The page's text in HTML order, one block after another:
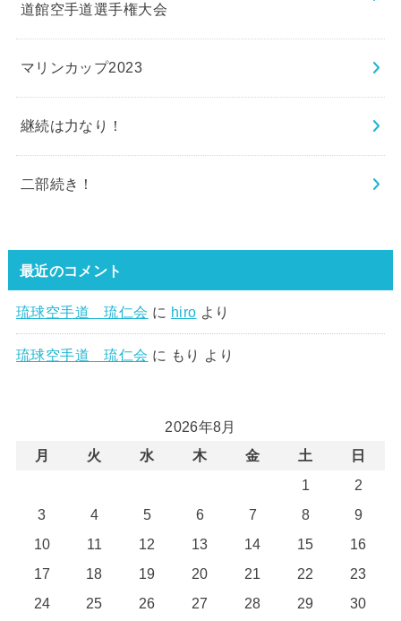
道館空手道選手権大会
マリンカップ2023
継続は力なり！
二部続き！
最近のコメント
琉球空手道 琉仁会 に hiro より
琉球空手道 琉仁会 に もり より
2026年8月
月
火 水 木 金 土
日
1
2
3
4 5 6 7 8
9
10
11 12 13 14 15
16
17
18 19 20 21 22
23
24
25 26 27 28 29 30